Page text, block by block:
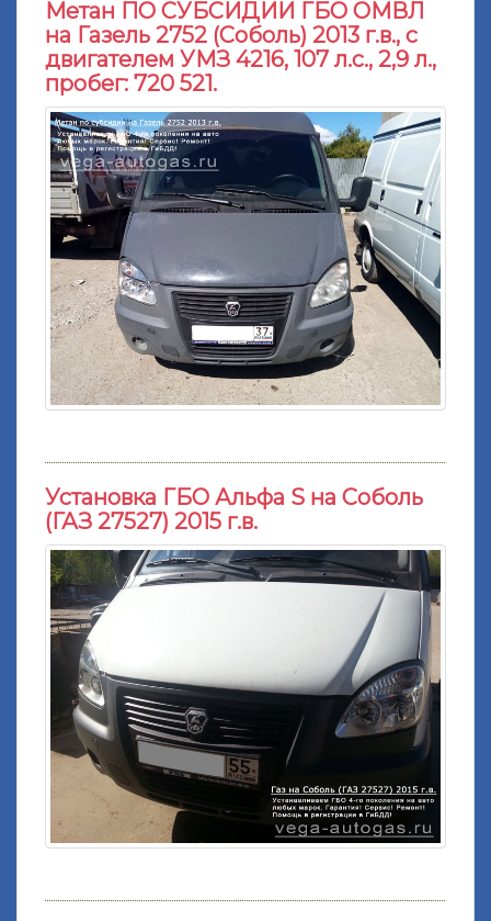
Метан ПО СУБСИДИИ ГБО ОМВЛ
на Газель 2752 (Соболь) 2013 г.в., с
двигателем УМЗ 4216, 107 л.с., 2,9 л.,
пробег: 720 521.
Установка ГБО Альфа S на Соболь
(ГАЗ 27527) 2015 г.в.